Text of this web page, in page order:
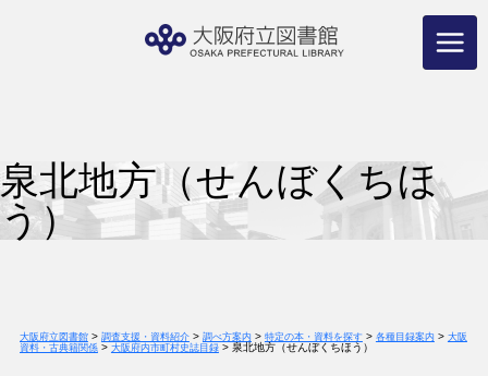
泉北地方（せんぼくちほ
う）
大阪府立図書館> 調査支援・資料紹介> 調べ方案内 > 特定の本・資料を探す> 各種目録案内 > 大阪
資料・古典籍関係> 大阪府内市町村史誌目録> 泉北地方（せんぼくちほう）